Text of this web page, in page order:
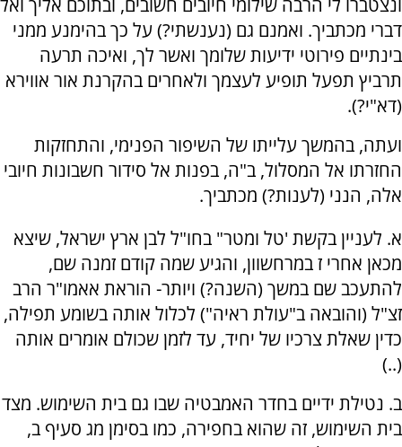
ונצטברו לי הרבה שילומי חיובים חשובים, ובתוכם אליך ואל
דברי מכתביך. ואמנם גם (נענשתי?) על כך בהימנע ממני
בינתיים פירוטי ידיעות שלומך ואשר לך, ואיכה תרעה
תרביץ תפעל תופיע לעצמך ולאחרים בהקרנת אור אווירא
(דא"י?).
ועתה, בהמשך עלייתו של השיפור הפנימי, והתחזקות
החזרתו אל המסלול, ב"ה, בפנות אל סידור חשבונות חיובי
אלה, הנני (לענות?) מכתביך.
א. לעניין בקשת 'טל ומטר" בחו"ל לבן ארץ ישראל, שיצא
מכאן אחרי ז במרחשוון, והגיע שמה קודם זמנה שם,
להתעכב שם במשך (השנה?) ויותר- הוראת אאמו"ר הרב
זצ"ל (והובאה ב"עולת ראיה") לכלול אותה בשומע תפילה,
כדין שאלת צרכיו של יחיד, עד לזמן שכולם אומרים אותה
(..)
ב. נטילת ידיים בחדר האמבטיה שבו גם בית השימוש. מצד
בית השימוש, זה שהוא בחפירה, כמו בסימן מג סעיף ב,